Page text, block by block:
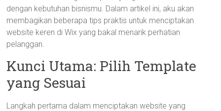
dengan kebutuhan bisnismu. Dalam artikel ini, aku akan
membagikan beberapa tips praktis untuk menciptakan
website keren di Wix yang bakal menarik perhatian
pelanggan.
Kunci Utama: Pilih Template
yang Sesuai
Langkah pertama dalam menciptakan website yang